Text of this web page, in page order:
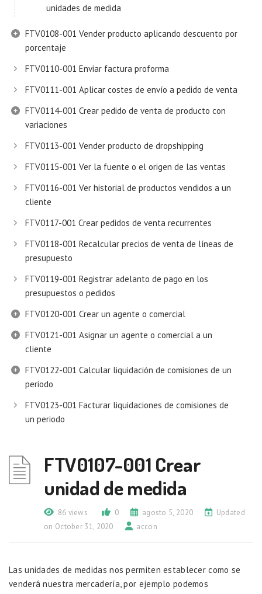
unidades de medida
FTV0108-001 Vender producto aplicando descuento por
porcentaje
FTV0110-001 Enviar factura proforma
FTV0111-001 Aplicar costes de envío a pedido de venta
FTV0114-001 Crear pedido de venta de producto con
variaciones
FTV0113-001 Vender producto de dropshipping
FTV0115-001 Ver la fuente o el origen de las ventas
FTV0116-001 Ver historial de productos vendidos a un
cliente
FTV0117-001 Crear pedidos de venta recurrentes
FTV0118-001 Recalcular precios de venta de líneas de
presupuesto
FTV0119-001 Registrar adelanto de pago en los
presupuestos o pedidos
FTV0120-001 Crear un agente o comercial
FTV0121-001 Asignar un agente o comercial a un
cliente
FTV0122-001 Calcular liquidación de comisiones de un
periodo
FTV0123-001 Facturar liquidaciones de comisiones de
un periodo
FTV0107-001 Crear
unidad de medida
86 views 0 agosto 5, 2020
Updated
on October 31, 2020
accon
Las unidades de medidas nos permiten establecer como se
venderá nuestra mercadería, por ejemplo podemos